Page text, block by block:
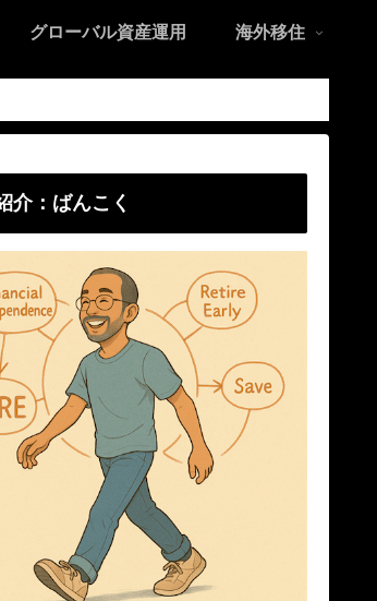
グローバル資産運用 海外移住
介：ばんこく